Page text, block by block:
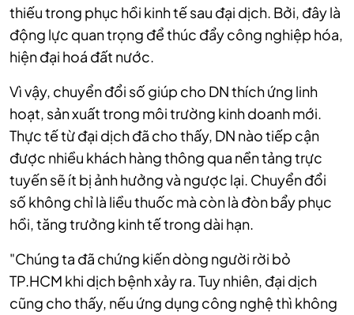
thiếu trong phục hồi kinh tế sau đại dịch. Bởi, đây là
động lực quan trọng để thúc đẩy công nghiệp hóa,
hiện đại hoá đất nước.
Vì vậy, chuyển đổi số giúp cho DN thích ứng linh
hoạt, sản xuất trong môi trường kinh doanh mới.
Thực tế từ đại dịch đã cho thấy, DN nào tiếp cận
được nhiều khách hàng thông qua nền tảng trực
tuyến sẽ ít bị ảnh hưởng và ngược lại. Chuyển đổi
số không chỉ là liều thuốc mà còn là đòn bẩy phục
hồi, tăng trưởng kinh tế trong dài hạn.
"Chúng ta đã chứng kiến dòng người rời bỏ
TP.HCM khi dịch bệnh xảy ra. Tuy nhiên, đại dịch
cũng cho thấy, nếu ứng dụng công nghệ thì không